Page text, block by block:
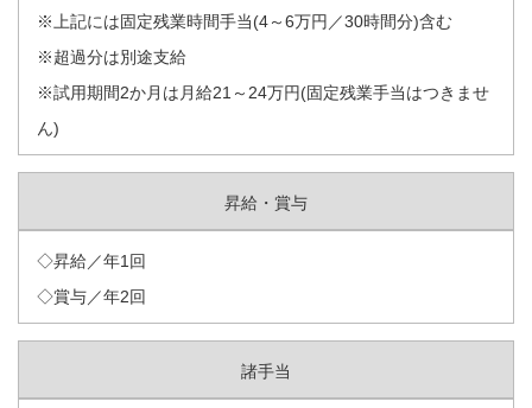
※上記には固定残業時間手当(4～6万円／30時間分)含む
※超過分は別途支給
※試用期間2か月は月給21～24万円(固定残業手当はつきませ
ん)
昇給・賞与
◇昇給／年1回
◇賞与／年2回
諸手当